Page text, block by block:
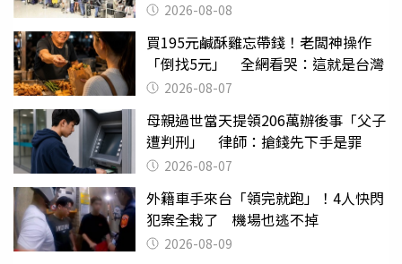
2026-08-08
買195元鹹酥雞忘帶錢！老闆神操作
「倒找5元」 全網看哭：這就是台灣
2026-08-07
母親過世當天提領206萬辦後事「父子
遭判刑」 律師：搶錢先下手是罪
2026-08-07
外籍車手來台「領完就跑」！4人快閃
犯案全栽了 機場也逃不掉
2026-08-09